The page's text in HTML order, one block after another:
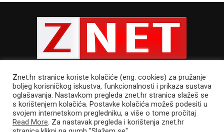
POLITIKA PRIVATNOSTI UVJETI KORIŠTENJA
IMPRESSUM
CJENIK OGLAŠAVANJA
Znet.hr stranice koriste kolačiće (eng. cookies) za pružanje
boljeg korisničkog iskustva, funkcionalnosti i prikaza sustava
oglašavanja. Nastavkom pregleda znet.hr stranica slažeš se
s korištenjem kolačića. Postavke kolačića možeš podesiti u
svojem internetskom pregledniku, a više o tome pročitaj
Read More. Za nastavak pregleda i korištenja znet.hr